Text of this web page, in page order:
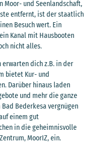
Moor- und Seenlandschaft,
entfernt, ist der staatlich
Besuch wert. Ein
Kanal mit Hausbooten
nicht alles.
erwarten dich z.B. in der
bietet Kur- und
Darüber hinaus laden
und mehr die ganze
Bederkesa vergnügen
einem gut
in die geheimnisvolle
MoorIZ, ein.